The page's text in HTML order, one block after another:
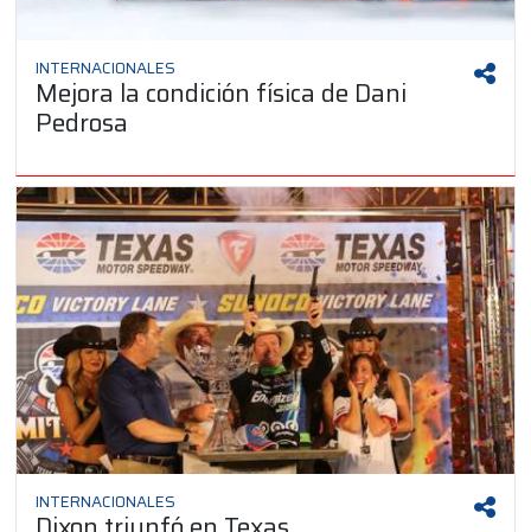
INTERNACIONALES
Mejora la condición física de Dani
Pedrosa
INTERNACIONALES